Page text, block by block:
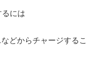
るには
どからチャージするこ